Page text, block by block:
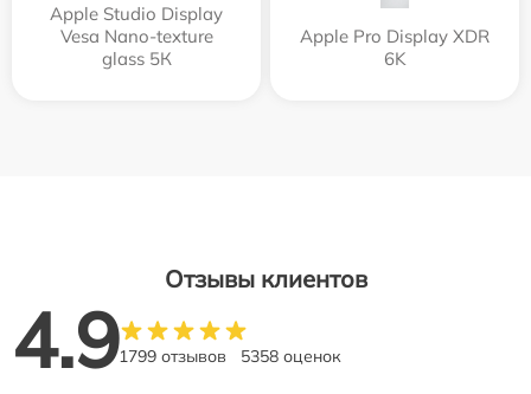
Apple Studio Display
Vesa Nano-texture
glass 5К
Apple Pro Display XDR
6K
Отзывы клиентов
4.91799 отзывов 5358 оценок